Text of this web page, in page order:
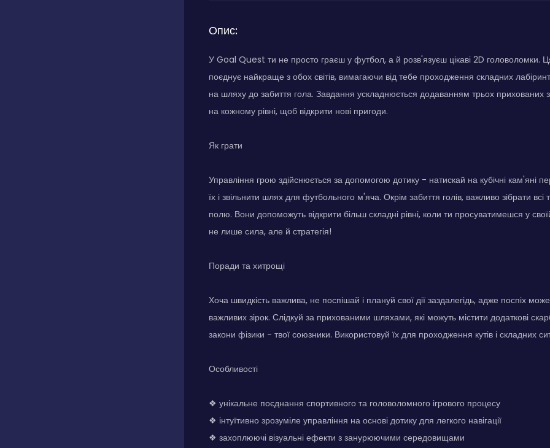
Опис:
У Goal Quest ти не просто граєш у футбол, а й розв'язуєш цікаві 2D головоломки.
поєднує найкраще з обох світів, вимагаючи від тебе проходження складних
на шляху до забиття гола. Завдання ускладнюється додаванням трьох прихованих
на кожному рівні, щоб відкрити нові пригоди.
Як грати
Управління грою здійснюється за допомогою дотику - натискай на кубічні кам'яні
їх і звільнити шлях для футбольного м'яча. Окрім забиття голів, важливо зібрати всі
полю. Вони допоможуть відкрити більш складні рівні, коли ти просуватимешся у
не лише сила, але й стратегія!
Поради та хитрощі
Хоча швидкість важлива, не поспішай і плануй свої дії заздалегідь, адже поспіх
важливих зірок. Слідкуй за прихованими шляхами, які можуть містити додаткові
закони фізики - твої союзники. Використовуй їх для проходження кутів і складних
Особливості
❖ унікальне поєднання спортивного та головоломного ігрового процесу
❖ інтуїтивно зрозуміле управління на основі дотику для легкого навігації
❖ захоплюючі візуальні ефекти з занурюючими середовищами